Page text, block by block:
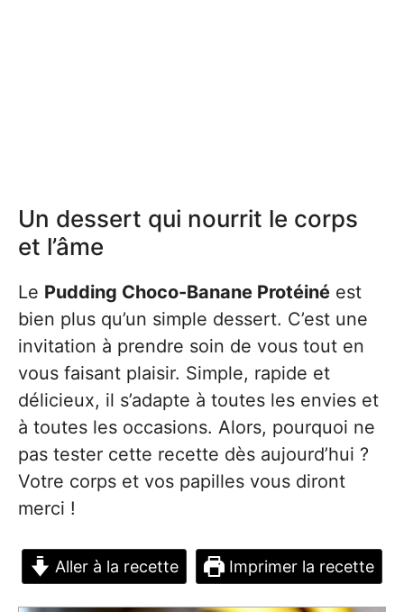
Un dessert qui nourrit le corps
et l’âme
Le Pudding Choco-Banane Protéiné est
bien plus qu’un simple dessert. C’est une
invitation à prendre soin de vous tout en
vous faisant plaisir. Simple, rapide et
délicieux, il s’adapte à toutes les envies et
à toutes les occasions. Alors, pourquoi ne
pas tester cette recette dès aujourd’hui ?
Votre corps et vos papilles vous diront
merci !
Aller à la recette Imprimer la recette